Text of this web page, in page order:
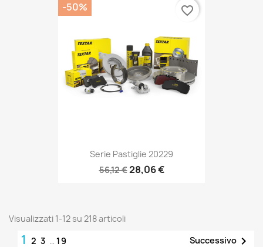
Serie Pastiglie 20229
56,12 €28,06 €
-50% favorite_border
Visualizzati 1-12 su 218 articoli
1 2 3 … 19 Successivo 